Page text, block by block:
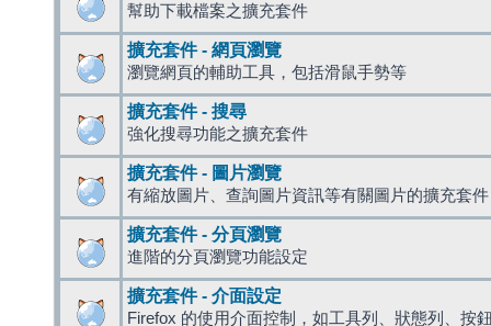
幫助下載檔案之擴充套件
擴充套件 - 網頁瀏覽
瀏覽網頁的輔助工具，包括滑鼠手勢等
擴充套件 - 搜尋
強化搜尋功能之擴充套件
擴充套件 - 圖片瀏覽
有縮放圖片、查詢圖片資訊等有關圖片的擴充套件
擴充套件 - 分頁瀏覽
進階的分頁瀏覽功能設定
擴充套件 - 介面設定
Firefox 的使用介面控制，如工具列、狀態列、按